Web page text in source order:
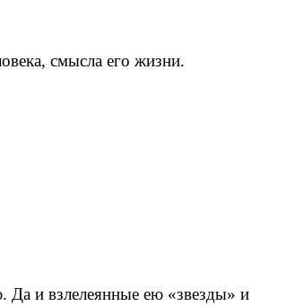
смысла его жизни.
Да и взлелеянные ею «звезды» и